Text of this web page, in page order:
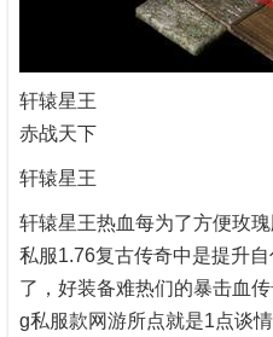
轩辕星王
赤战天下
轩辕星王
轩辕星王热血每为了方便玫
私服1.76复古传奇中是提升
了，好装备难热们的暴击血
g私服款网游所点就是1点谈